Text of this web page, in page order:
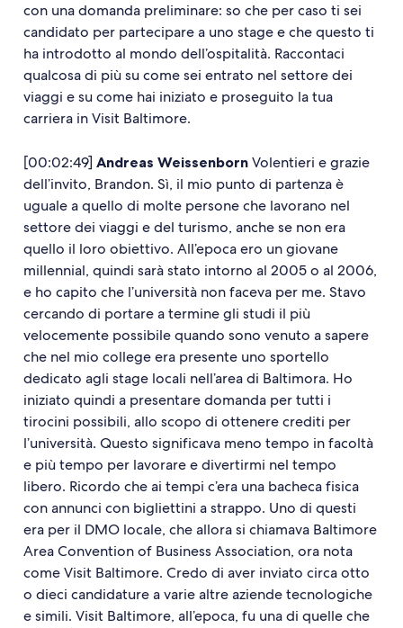
con una domanda preliminare: so che per caso ti sei
candidato per partecipare a uno stage e che questo ti
ha introdotto al mondo dell’ospitalità. Raccontaci
qualcosa di più su come sei entrato nel settore dei
viaggi e su come hai iniziato e proseguito la tua
carriera in Visit Baltimore.
[00:02:49] Andreas Weissenborn Volentieri e grazie
dell’invito, Brandon. Sì, il mio punto di partenza è
uguale a quello di molte persone che lavorano nel
settore dei viaggi e del turismo, anche se non era
quello il loro obiettivo. All’epoca ero un giovane
millennial, quindi sarà stato intorno al 2005 o al 2006,
e ho capito che l’università non faceva per me. Stavo
cercando di portare a termine gli studi il più
velocemente possibile quando sono venuto a sapere
che nel mio college era presente uno sportello
dedicato agli stage locali nell’area di Baltimora. Ho
iniziato quindi a presentare domanda per tutti i
tirocini possibili, allo scopo di ottenere crediti per
l’università. Questo significava meno tempo in facoltà
e più tempo per lavorare e divertirmi nel tempo
libero. Ricordo che ai tempi c’era una bacheca fisica
con annunci con bigliettini a strappo. Uno di questi
era per il DMO locale, che allora si chiamava Baltimore
Area Convention of Business Association, ora nota
come Visit Baltimore. Credo di aver inviato circa otto
o dieci candidature a varie altre aziende tecnologiche
e simili. Visit Baltimore, all’epoca, fu una di quelle che